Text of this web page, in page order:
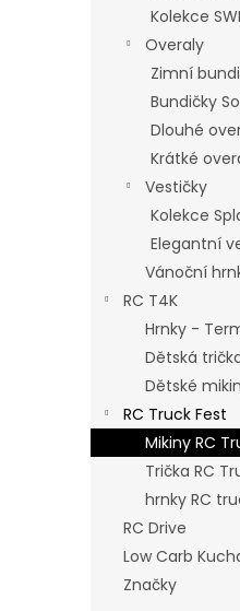
Kolekce
Overaly
Zimní
Bundičky
Dlouhé
Krátké
Vestičky
Kolekce
Elegantní
Vánoční
RC T4K
Hrnky -
Dětská
Dětské
RC Truck Fest
Mikiny RC
Trička RC
hrnky RC
RC Drive
Low Carb
Značky